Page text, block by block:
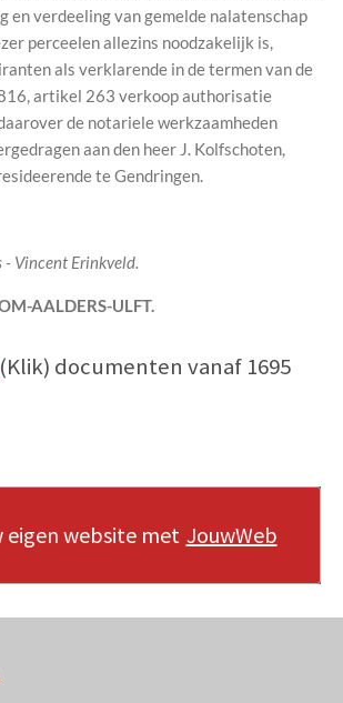
en verdeeling van gemelde nalatenschap
perceelen allezins noodzakelijk is,
als verklarende in de termen van de
artikel 263 verkoop authorisatie
de notariele werkzaamheden
aan den heer J. Kolfschoten,
te Gendringen.
Vincent Erinkveld.
AALDERS-ULFT.
documenten vanaf 1695
eigen website met JouwWeb